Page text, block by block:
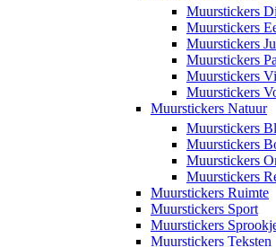
Muurstickers
Muurstickers
Muurstickers
Muurstickers
Muurstickers
Muurstickers
Muurstickers Natuur
Muurstickers
Muurstickers
Muurstickers
Muurstickers
Muurstickers Ruimte
Muurstickers Sport
Muurstickers
Muurstickers Teksten